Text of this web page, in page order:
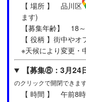
【 場所 】 品川区
ます)
【募集年齢】 18
【 役柄 】街中や
※天候により変更・
【募集⑧：3月24
のクリックで開閉できま
【 時間 】 午前8